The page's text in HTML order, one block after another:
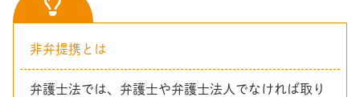
非弁提携とは
弁護士法では、弁護士や弁護士法人でなければ取り